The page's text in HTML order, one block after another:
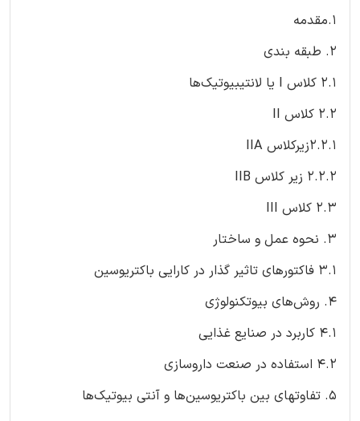
1.مقدمه
2. طبقه بندی
2.1 کلاس I یا لانتیبیوتیک‌ها
2.2 کلاس II
2.2.1زیرکلاس IIA
2.2.2 زیر کلاس IIB
2.3 کلاس III
3. نحوه عمل و ساختار
3.1 فاکتورهای تاثیر گذار در کارایی باکتریوسین
4. روش‌های بیوتکنولوژی
4.1 کاربرد در صنایع غذایی
4.2 استفاده در صنعت داروسازی
5. تفاوتهای بین باکتریوسین‌ها و آنتی بیوتیک‌ها